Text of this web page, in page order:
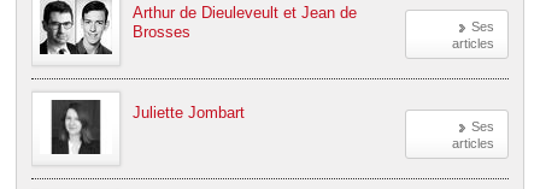
Ses
articles
Arthur de Dieuleveult et Jean de
Brosses
Ses
articles
Juliette Jombart